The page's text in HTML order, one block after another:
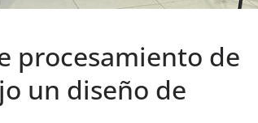
procesamiento de
un diseño de